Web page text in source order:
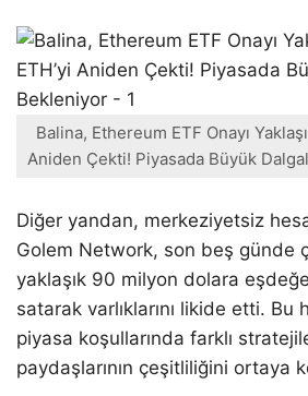
Balina, Ethereum ETF Onayı
Aniden Çekti! Piyasada Büyük
Diğer yandan, merkeziyetsiz
Golem Network, son beş günde
yaklaşık 90 milyon dolara
satarak varlıklarını likide etti. Bu
piyasa koşullarında farklı
paydaşlarının çeşitliliğini ortaya